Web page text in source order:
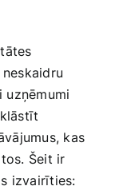
‍uzņēmumi
kas
Šeit ir
​izvairīties: